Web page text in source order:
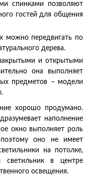
спинками позволяют
гостей для общения
можно передвигать по
дерева.
и открытыми
она выполняет
предметов – модели
хорошо продумано.
наполнение
окно выполняет роль
поэтому оно не имеет
на потолке,
светильник в центре
освещения.